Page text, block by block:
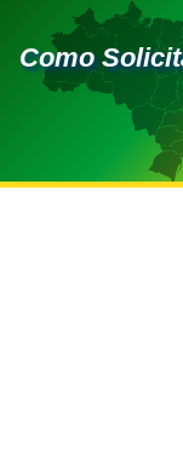
Como